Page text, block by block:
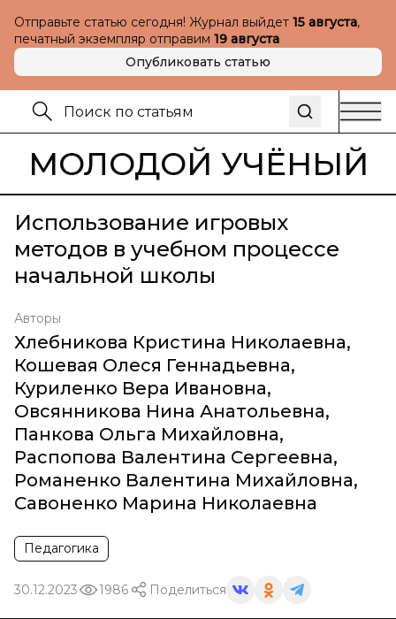
Отправьте статью сегодня! Журнал выйдет 15 августа,
печатный экземпляр отправим 19 августа
Опубликовать статью
МОЛОДОЙ УЧЁНЫЙ
Использование игровых
методов в учебном процессе
начальной школы
Авторы
Хлебникова Кристина Николаевна,
Кошевая Олеся Геннадьевна,
Куриленко Вера Ивановна,
Овсянникова Нина Анатольевна,
Панкова Ольга Михайловна,
Распопова Валентина Сергеевна,
Романенко Валентина Михайловна,
Савоненко Марина Николаевна
Педагогика
30.12.2023 1986 Поделиться